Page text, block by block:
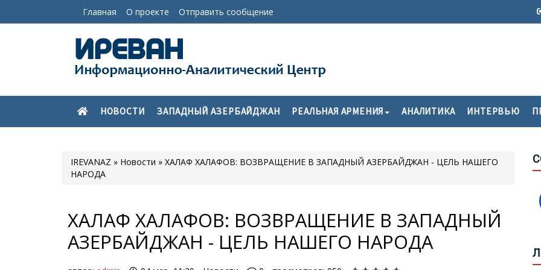
Главная О проекте Отправить сообщение
НОВОСТИ ЗАПАДНЫЙ АЗЕРБАЙДЖАН РЕАЛЬНАЯ АРМЕНИЯ АНАЛИТИКА ИНТЕРВЬЮ
IREVANAZ » Новости » ХАЛАФ ХАЛАФОВ: ВОЗВРАЩЕНИЕ В ЗАПАДНЫЙ АЗЕРБАЙДЖАН - ЦЕЛЬ НАШЕГО
НАРОДА
ХАЛАФ ХАЛАФОВ: ВОЗВРАЩЕНИЕ В ЗАПАДНЫЙ
АЗЕРБАЙДЖАН - ЦЕЛЬ НАШЕГО НАРОДА